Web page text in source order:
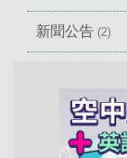
新聞公告 (2)